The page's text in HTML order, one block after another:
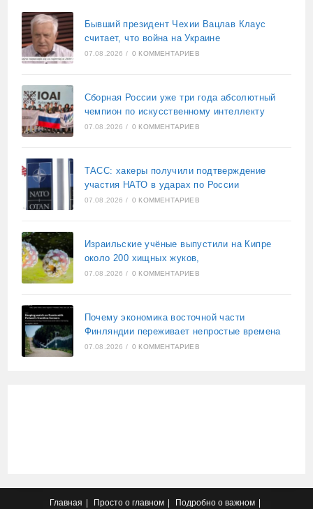
Бывший президент Чехии Вацлав Клаус
считает, что война на Украине
07.08.2026 / 0 КОММЕНТАРИЕВ
Сборная России уже три года абсолютный
чемпион по искусственному интеллекту
07.08.2026 / 0 КОММЕНТАРИЕВ
ТАСС: хакеры получили подтверждение
участия НАТО в ударах по России
07.08.2026 / 0 КОММЕНТАРИЕВ
Израильские учёные выпустили на Кипре
около 200 хищных жуков,
07.08.2026 / 0 КОММЕНТАРИЕВ
Почему экономика восточной части
Финляндии переживает непростые времена
07.08.2026 / 0 КОММЕНТАРИЕВ
Главная Просто о главном Подробно о важном